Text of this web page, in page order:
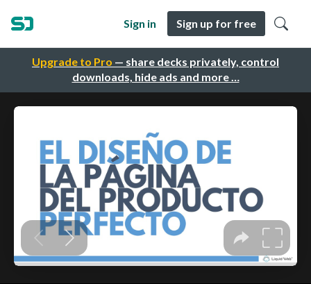
Upgrade to Pro — share decks privately, control
downloads, hide ads and more …
Sign in Sign up for free